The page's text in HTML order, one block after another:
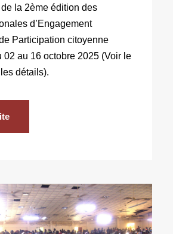
la 2ème édition des
d’Engagement
Participation citoyenne
02 au 16 octobre 2025 (Voir le
détails).